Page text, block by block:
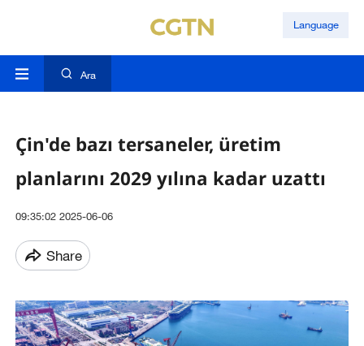
Language
Ara
Çin'de bazı tersaneler, üretim
planlarını 2029 yılına kadar uzattı
09:35:02 2025-06-06
Share